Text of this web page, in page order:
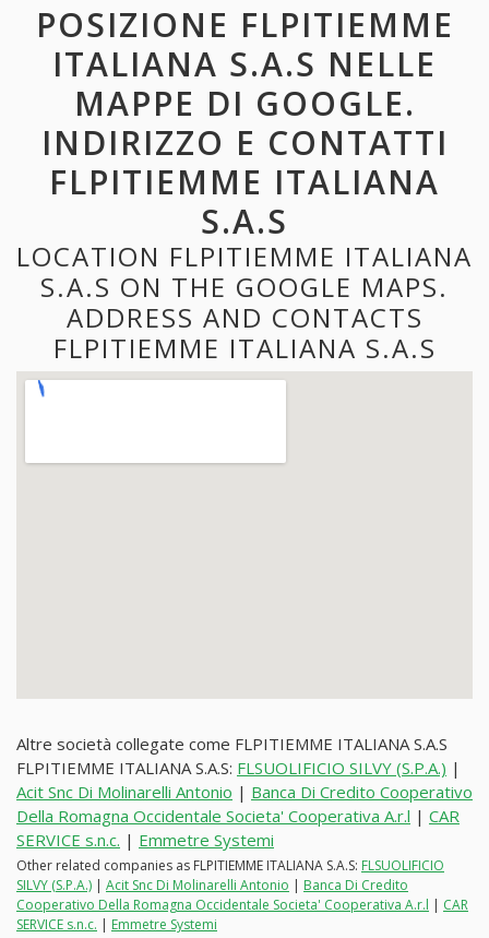
POSIZIONE FLPITIEMME
ITALIANA S.A.S NELLE
MAPPE DI GOOGLE.
INDIRIZZO E CONTATTI
FLPITIEMME ITALIANA
S.A.S
LOCATION FLPITIEMME ITALIANA
S.A.S ON THE GOOGLE MAPS.
ADDRESS AND CONTACTS
FLPITIEMME ITALIANA S.A.S
Altre società collegate come FLPITIEMME ITALIANA S.A.S
FLPITIEMME ITALIANA S.A.S: FLSUOLIFICIO SILVY (S.P.A.) |
Acit Snc Di Molinarelli Antonio | Banca Di Credito Cooperativo
Della Romagna Occidentale Societa' Cooperativa A.r.l | CAR
SERVICE s.n.c. | Emmetre Systemi
Other related companies as FLPITIEMME ITALIANA S.A.S: FLSUOLIFICIO
SILVY (S.P.A.) | Acit Snc Di Molinarelli Antonio | Banca Di Credito
Cooperativo Della Romagna Occidentale Societa' Cooperativa A.r.l | CAR
SERVICE s.n.c. | Emmetre Systemi